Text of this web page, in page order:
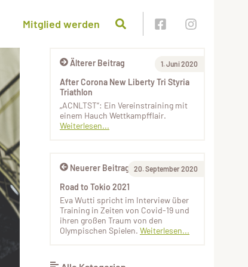
Mitglied werden
Älterer Beitrag 1. Juni 2020
After Corona New Liberty Tri Styria
Triathlon
„ACNLTST“: Ein Vereinstraining mit
einem Hauch Wettkampfflair.
Weiterlesen...
Neuerer Beitrag 20. September 2020
Road to Tokio 2021
Eva Wutti spricht im Interview über
Training in Zeiten von Covid-19 und
ihren großen Traum von den
Olympischen Spielen. Weiterlesen...